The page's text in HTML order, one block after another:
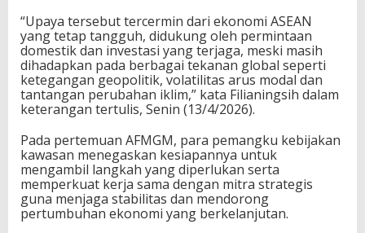
“Upaya tersebut tercermin dari ekonomi ASEAN
yang tetap tangguh, didukung oleh permintaan
domestik dan investasi yang terjaga, meski masih
dihadapkan pada berbagai tekanan global seperti
ketegangan geopolitik, volatilitas arus modal dan
tantangan perubahan iklim,” kata Filianingsih dalam
keterangan tertulis, Senin (13/4/2026).
Pada pertemuan AFMGM, para pemangku kebijakan
kawasan menegaskan kesiapannya untuk
mengambil langkah yang diperlukan serta
memperkuat kerja sama dengan mitra strategis
guna menjaga stabilitas dan mendorong
pertumbuhan ekonomi yang berkelanjutan.